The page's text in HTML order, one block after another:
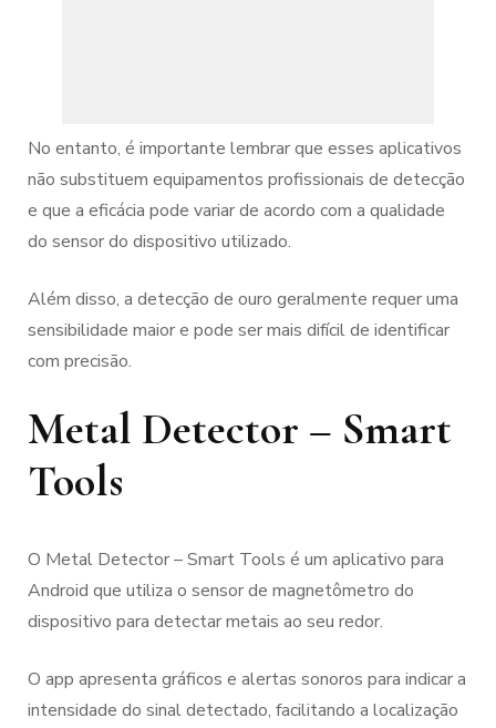
No entanto, é importante lembrar que esses aplicativos
não substituem equipamentos profissionais de detecção
e que a eficácia pode variar de acordo com a qualidade
do sensor do dispositivo utilizado.
Além disso, a detecção de ouro geralmente requer uma
sensibilidade maior e pode ser mais difícil de identificar
com precisão.
Metal Detector – Smart
Tools
O Metal Detector – Smart Tools é um aplicativo para
Android que utiliza o sensor de magnetômetro do
dispositivo para detectar metais ao seu redor.
O app apresenta gráficos e alertas sonoros para indicar a
intensidade do sinal detectado, facilitando a localização